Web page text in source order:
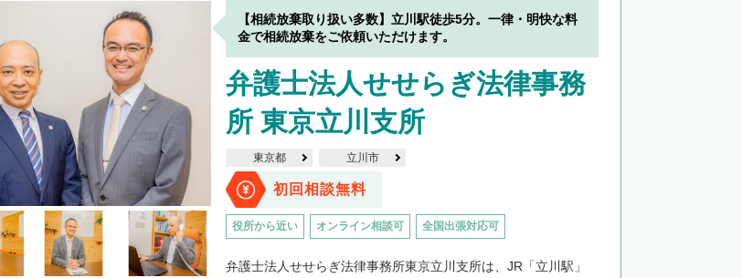
【相続放棄取り扱い多数】立川駅徒歩5分。一律・明快な料
金で相続放棄をご依頼いただけます。
弁護士法人せせらぎ法律事務
所 東京立川支所
東京都 立川市
初回相談無料
役所から近い オンライン相談可 全国出張対応可
弁護士法人せせらぎ法律事務所東京立川支所は、JR「立川駅」